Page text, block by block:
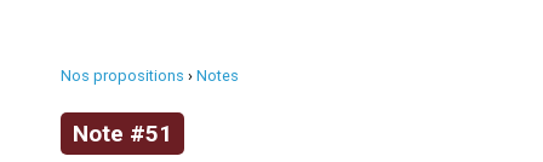
Nos propositions › Notes
Note #51